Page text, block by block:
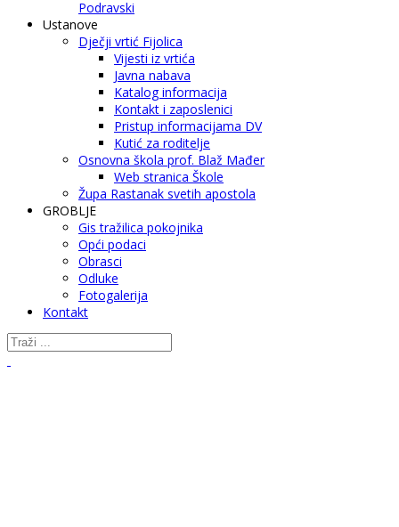
Podravski
Ustanove
Dječji vrtić Fijolica
Vijesti iz vrtića
Javna nabava
Katalog informacija
Kontakt i zaposlenici
Pristup informacijama DV
Kutić za roditelje
Osnovna škola prof. Blaž Mađer
Web stranica Škole
Župa Rastanak svetih apostola
GROBLJE
Gis tražilica pokojnika
Opći podaci
Obrasci
Odluke
Fotogalerija
Kontakt